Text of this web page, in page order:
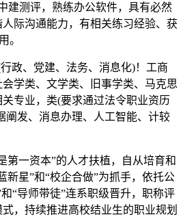
测评，熟练办公软件，具有必然
际沟通能力，有相关练习经验、获
。
、党建、法务、消息化)！工商
学类、文学类、旧事学类、马克思
专业，类(要求通过法令职业资历
阐发、消息办理、人工智能、计较
一资本”的人才扶植，自从培育和
新星”和“校企合做”为抓手，依托公
“导师带徒”连系职级晋升，职称评
，持续推进高校结业生的职业规划